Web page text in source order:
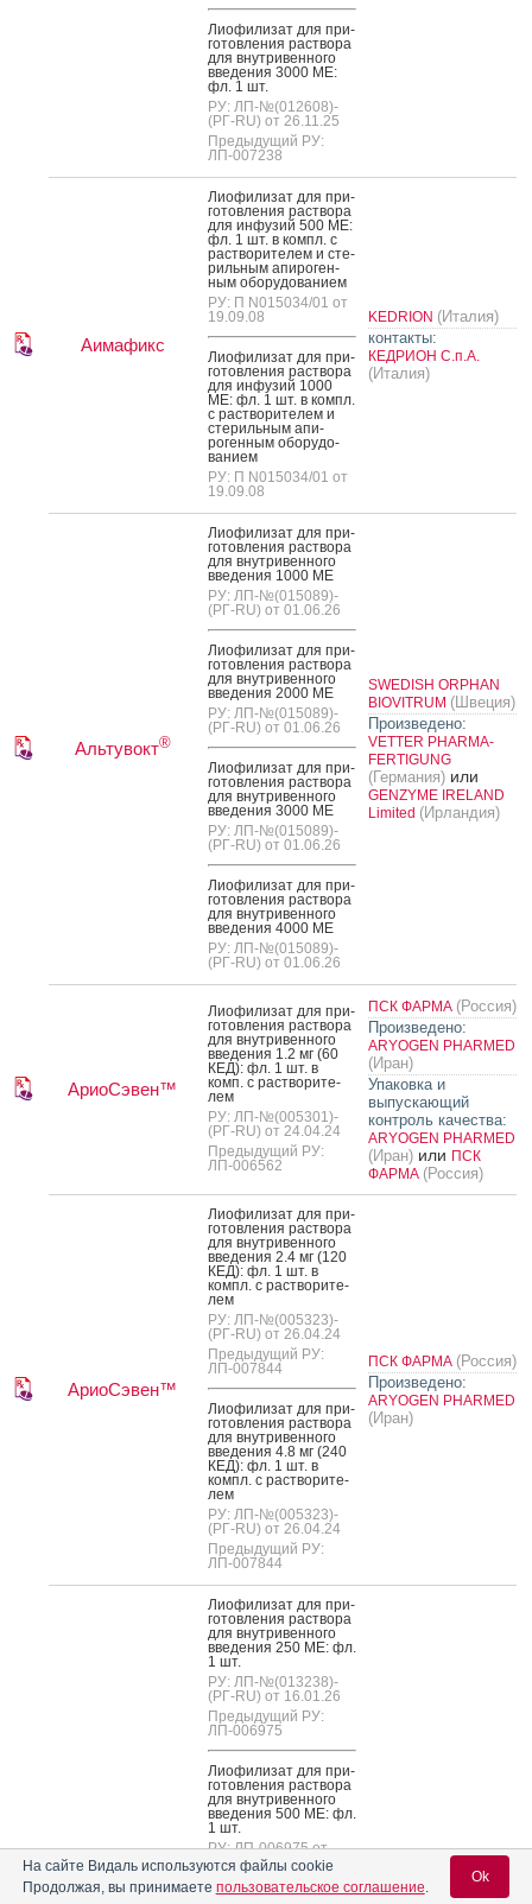
Ли­офи­лизат для при­
готов­ле­ния рас­тво­ра
для внут­ри­вен­но­го
вве­дения 3000 МЕ:
фл. 1 шт.
РУ: ЛП-№(012608)-
(РГ-RU) от 26.11.25
Предыдущий РУ:
ЛП-007238
Аимафикс
Ли­офи­лизат для при­
готов­ле­ния рас­тво­ра
для ин­фу­зий 500 МЕ:
фл. 1 шт. в компл. с
рас­тво­рите­лем и сте­
риль­ным апи­роген­
ным обо­рудо­вани­ем
РУ: П N015034/01 от
19.09.08
Ли­офи­лизат для при­
готов­ле­ния рас­тво­ра
для ин­фу­зий 1000
МЕ: фл. 1 шт. в компл.
с рас­тво­рите­лем и
сте­риль­ным апи­
роген­ным обо­рудо­
вани­ем
РУ: П N015034/01 от
19.09.08
KEDRION (Италия)
контакты:
КЕДРИОН С.п.А.
(Италия)
Альтувокт®
Ли­офи­лизат для при­
готов­ле­ния рас­тво­ра
для внут­ри­вен­но­го
вве­дения 1000 МЕ
РУ: ЛП-№(015089)-
(РГ-RU) от 01.06.26
Ли­офи­лизат для при­
готов­ле­ния рас­тво­ра
для внут­ри­вен­но­го
вве­дения 2000 МЕ
РУ: ЛП-№(015089)-
(РГ-RU) от 01.06.26
Ли­офи­лизат для при­
готов­ле­ния рас­тво­ра
для внут­ри­вен­но­го
вве­дения 3000 МЕ
РУ: ЛП-№(015089)-
(РГ-RU) от 01.06.26
Ли­офи­лизат для при­
готов­ле­ния рас­тво­ра
для внут­ри­вен­но­го
вве­дения 4000 МЕ
РУ: ЛП-№(015089)-
(РГ-RU) от 01.06.26
SWEDISH ORPHAN
BIOVITRUM (Швеция)
Произведено:
VETTER PHARMA-
FERTIGUNG
(Германия) или
GENZYME IRELAND
Limited (Ирландия)
АриоСэвен™
Ли­офи­лизат для при­
готов­ле­ния рас­тво­ра
для внут­ри­вен­но­го
вве­дения 1.2 мг (60
КЕД): фл. 1 шт. в
комп. с рас­тво­рите­
лем
РУ: ЛП-№(005301)-
(РГ-RU) от 24.04.24
Предыдущий РУ:
ЛП-006562
ПСК ФАРМА (Россия)
Произведено:
ARYOGEN PHARMED
(Иран)
Упаковка и
выпускающий
контроль качества:
ARYOGEN PHARMED
(Иран) или ПСК
ФАРМА (Россия)
АриоСэвен™
Ли­офи­лизат для при­
готов­ле­ния рас­тво­ра
для внут­ри­вен­но­го
вве­дения 2.4 мг (120
КЕД): фл. 1 шт. в
компл. с рас­тво­рите­
лем
РУ: ЛП-№(005323)-
(РГ-RU) от 26.04.24
Предыдущий РУ:
ЛП-007844
Ли­офи­лизат для при­
готов­ле­ния рас­тво­ра
для внут­ри­вен­но­го
вве­дения 4.8 мг (240
КЕД): фл. 1 шт. в
компл. с рас­тво­рите­
лем
РУ: ЛП-№(005323)-
(РГ-RU) от 26.04.24
Предыдущий РУ:
ЛП-007844
ПСК ФАРМА (Россия)
Произведено:
ARYOGEN PHARMED
(Иран)
Ли­офи­лизат для при­
готов­ле­ния рас­тво­ра
для внут­ри­вен­но­го
вве­дения 250 МЕ: фл.
1 шт.
РУ: ЛП-№(013238)-
(РГ-RU) от 16.01.26
Предыдущий РУ:
ЛП-006975
Ли­офи­лизат для при­
готов­ле­ния рас­тво­ра
для внут­ри­вен­но­го
вве­дения 500 МЕ: фл.
1 шт.
РУ: ЛП-006975 от
26.04.21
На сайте Видаль используются файлы cookie
Продолжая, вы принимаете пользовательское соглашение.
Ok